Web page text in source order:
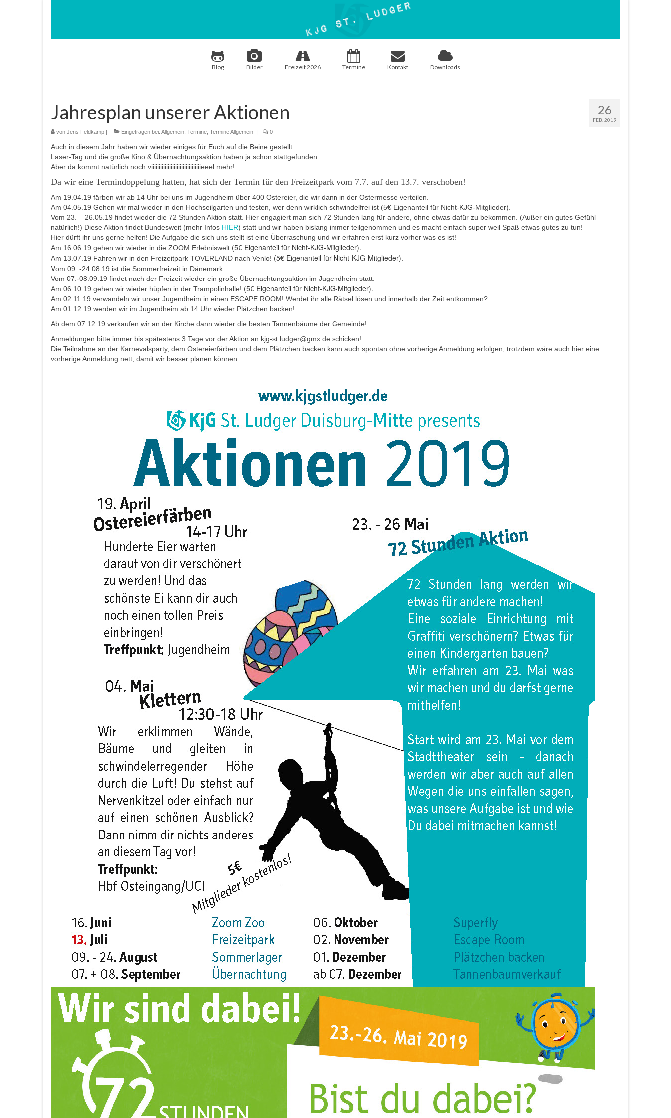
Blog Bilder Freizeit 2026 Termine Kontakt Downloads
26
FEB. 2019
Jahresplan unserer Aktionen
von Jens Feldkamp | Eingetragen bei: Allgemein Termine Termine Allgemein | 0
Auch in diesem Jahr haben wir wieder einiges für Euch auf die Beine gestellt.
Laser-Tag und die große Kino & Übernachtungsaktion haben ja schon stattgefunden.
Aber da kommt natürlich noch viiiiiiiiiiiiiiiiiiiiiiiiiiiiiiiiieeel mehr!
Da wir eine Termindoppelung hatten, hat sich der Termin für den Freizeitpark vom 7.7. auf den 13.7. verschoben!
Am 19.04.19 färben wir ab 14 Uhr bei uns im Jugendheim über 400 Ostereier, die wir dann in der Ostermesse verteilen.
Am 04.05.19 Gehen wir mal wieder in den Hochseilgarten und testen, wer denn wirklich schwindelfrei ist (5€ Eigenanteil für Nicht-KJG-Mitglieder).
Vom 23. – 26.05.19 findet wieder die 72 Stunden Aktion statt. Hier engagiert man sich 72 Stunden lang für andere, ohne etwas dafür zu bekommen. (Außer ein gutes Gefühl
natürlich!) Diese Aktion findet Bundesweit (mehr Infos HIER) statt und wir haben bislang immer teilgenommen und es macht einfach super weil Spaß etwas gutes zu tun!
Hier dürft ihr uns gerne helfen! Die Aufgabe die sich uns stellt ist eine Überraschung und wir erfahren erst kurz vorher was es ist!
Am 16.06.19 gehen wir wieder in die ZOOM Erlebniswelt (5€ Eigenanteil für Nicht-KJG-Mitglieder).
Am 13.07.19 Fahren wir in den Freizeitpark TOVERLAND nach Venlo! (5€ Eigenanteil für Nicht-KJG-Mitglieder).
Vom 09. -24.08.19 ist die Sommerfreizeit in Dänemark.
Vom 07.-08.09.19 findet nach der Freizeit wieder ein große Übernachtungsaktion im Jugendheim statt.
Am 06.10.19 gehen wir wieder hüpfen in der Trampolinhalle! (5€ Eigenanteil für Nicht-KJG-Mitglieder).
Am 02.11.19 verwandeln wir unser Jugendheim in einen ESCAPE ROOM! Werdet ihr alle Rätsel lösen und innerhalb der Zeit entkommen?
Am 01.12.19 werden wir im Jugendheim ab 14 Uhr wieder Plätzchen backen!
Ab dem 07.12.19 verkaufen wir an der Kirche dann wieder die besten Tannenbäume der Gemeinde!
Anmeldungen bitte immer bis spätestens 3 Tage vor der Aktion an kjg-st.ludger@gmx.de schicken!
Die Teilnahme an der Karnevalsparty, dem Ostereierfärben und dem Plätzchen backen kann auch spontan ohne vorherige Anmeldung erfolgen, trotzdem wäre auch hier eine
vorherige Anmeldung nett, damit wir besser planen können…